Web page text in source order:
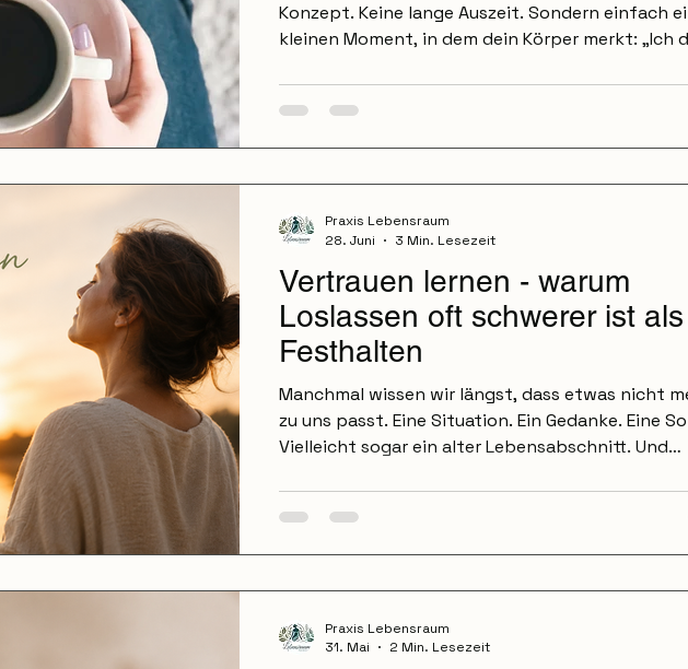
Konzept. Keine lange Auszeit. Sondern einfach
kleinen Moment, in dem dein Körper merkt: „Ich
sehr fein auf das, was wir im Alltag tun. Und oft
es genau die kleinen Dinge, die den größten
Unterschied machen. Nervensystem im Alltag
Schon ein paar Atemzüge können deinem
Vertrauen lernen - warum
Loslassen oft schwerer ist als
Festhalten
Manchmal wissen wir längst, dass etwas nicht
zu uns passt. Eine Situation. Ein Gedanke. Eine
Vielleicht sogar ein alter Lebensabschnitt. Und
Sondern weil Loslassen oft viel schwerer ist, als
glauben. Denn Loslassen bedeutet häufig: einen
Schritt ins Unbekannte zu machen. Und genau
nicht, dass wir alles wissen.
Praxis Lebensraum
28. Juni
3 Min. Lesezeit
Praxis Lebensraum
31. Mai
2 Min. Lesezeit